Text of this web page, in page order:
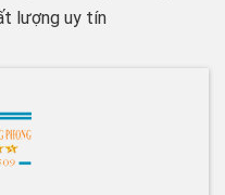
lượng uy tín